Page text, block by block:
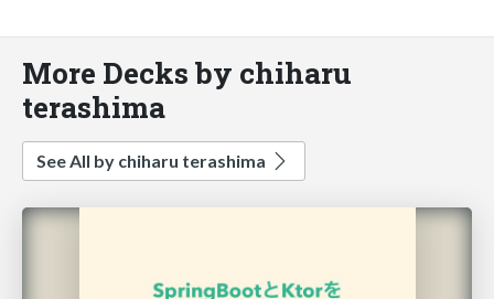
More Decks by chiharu
terashima
See All by chiharu terashima